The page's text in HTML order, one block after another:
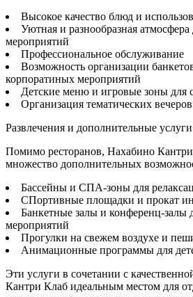
Высокое качество блюд и
Уютная и разнообразная атмосфера
мероприятий
Профессиональное обслуживание
Возможность организации
корпоратиных мероприятий
Детские меню и игровые зоны для
Организация тематических
Развлечения и дополнительные услуги
Помимо ресторанов, Нахабино Кантри
множество дополнительных
Бассейны и СПА-зоны для
СПортивные площадки и прокат
Банкетные залы и конференц-залы
мероприятий
Прогулки на свежем воздухе и
Анимационные программы для
Эти услуги в сочетании с
Кантри Клаб идеальным местом для